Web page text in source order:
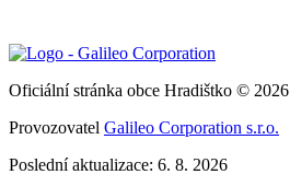
Oficiální stránka obce Hradištko © 2026
Provozovatel Galileo Corporation s.r.o.
Poslední aktualizace: 6. 8. 2026